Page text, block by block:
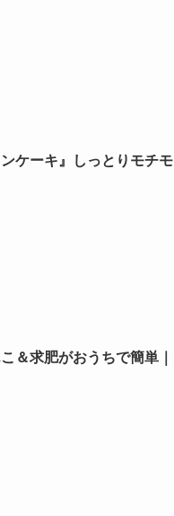
ケーキ』しっとりモチモ
＆求肥がおうちで簡単｜